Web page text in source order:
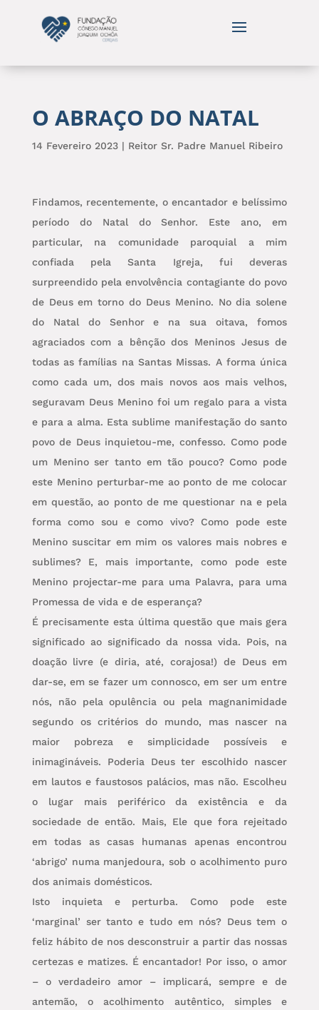
O ABRAÇO DO NATAL
14 Fevereiro 2023| Reitor Sr. Padre Manuel Ribeiro
Findamos, recentemente, o encantador e belíssimo
período do Natal do Senhor. Este ano, em
particular, na comunidade paroquial a mim
confiada pela Santa Igreja, fui deveras
surpreendido pela envolvência contagiante do povo
de Deus em torno do Deus Menino. No dia solene
do Natal do Senhor e na sua oitava, fomos
agraciados com a bênção dos Meninos Jesus de
todas as famílias na Santas Missas. A forma única
como cada um, dos mais novos aos mais velhos,
seguravam Deus Menino foi um regalo para a vista
e para a alma. Esta sublime manifestação do santo
povo de Deus inquietou-me, confesso. Como pode
um Menino ser tanto em tão pouco? Como pode
este Menino perturbar-me ao ponto de me colocar
em questão, ao ponto de me questionar na e pela
forma como sou e como vivo? Como pode este
Menino suscitar em mim os valores mais nobres e
sublimes? E, mais importante, como pode este
Menino projectar-me para uma Palavra, para uma
Promessa de vida e de esperança?
É precisamente esta última questão que mais gera
significado ao significado da nossa vida. Pois, na
doação livre (e diria, até, corajosa!) de Deus em
dar-se, em se fazer um connosco, em ser um entre
nós, não pela opulência ou pela magnanimidade
segundo os critérios do mundo, mas nascer na
maior pobreza e simplicidade possíveis e
inimagináveis. Poderia Deus ter escolhido nascer
em lautos e faustosos palácios, mas não. Escolheu
o lugar mais periférico da existência e da
sociedade de então. Mais, Ele que fora rejeitado
em todas as casas humanas apenas encontrou
‘abrigo’ numa manjedoura, sob o acolhimento puro
dos animais domésticos.
Isto inquieta e perturba. Como pode este
‘marginal’ ser tanto e tudo em nós? Deus tem o
feliz hábito de nos desconstruir a partir das nossas
certezas e matizes. É encantador! Por isso, o amor
– o verdadeiro amor – implicará, sempre e de
antemão, o acolhimento autêntico, simples e